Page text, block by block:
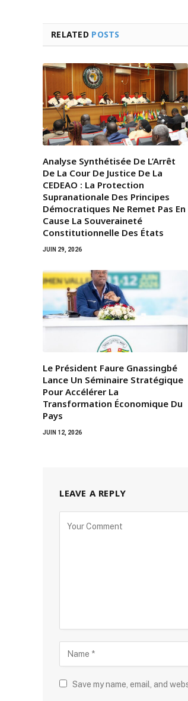
RELATED POSTS
Analyse Synthétisée De L’Arrêt
De La Cour De Justice De La
CEDEAO : La Protection
Supranationale Des Principes
Démocratiques Ne Remet Pas En
Cause La Souveraineté
Constitutionnelle Des États
JUIN 29, 2026
Le Président Faure Gnassingbé
Lance Un Séminaire Stratégique
Pour Accélérer La
Transformation Économique Du
Pays
JUIN 12, 2026
LEAVE A REPLY
Save my name, email, and